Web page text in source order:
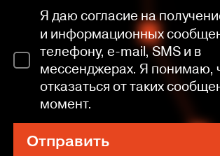
Я даю согласие на
и информационных
телефону, e-mail, SMS и в
мессенджерах. Я понимаю,
отказаться от таких
момент.
Отправить